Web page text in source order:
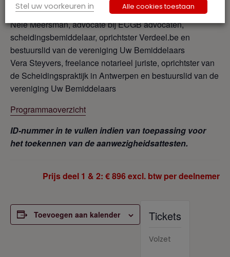
Sprekers:
Nele Meersman, advocate bij ECGB advocaten,
scheidingsbemiddelaar, oprichtster Verdeel.be en
bestuurslid van de vereniging Uw Bemiddelaars
Vera Steyvers, freelance notarieel juriste, oprichtster van
de Scheidingspraktijk in Antwerpen en bestuurslid van de
vereniging Uw Bemiddelaars
Programmaoverzicht
ID-nummer in te vullen indien van toepassing voor
het toekennen van de aanwezigheidsattesten.
Prijs deel 1 & 2: € 896 excl. btw per deelnemer
Toevoegen aan kalender Tickets
Volzet
Stel uw voorkeuren in Alle cookies toestaan